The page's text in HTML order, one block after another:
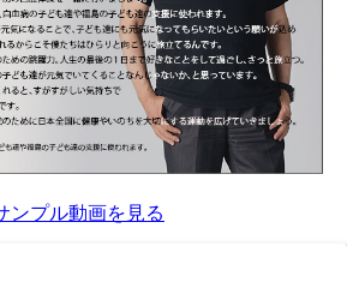
ンプル動画を見る